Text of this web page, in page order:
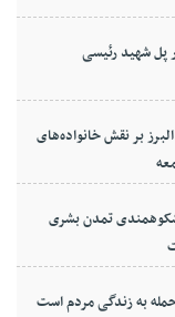
پل شهید رئیسی
بر نقش خانواده‌های
تمدن بشری
به زندگی مردم است